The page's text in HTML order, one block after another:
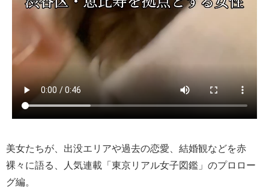
美女たちが、出没エリアや過去の恋愛、結婚観などを赤
裸々に語る、人気連載「東京リアル女子図鑑」のプロロー
グ編。